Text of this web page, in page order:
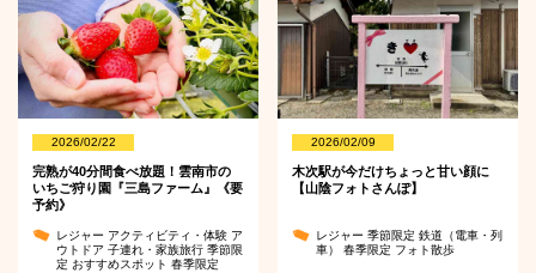
2026/02/22
完熟が40分間食べ放題！雲南市の
いちご狩り園『三島ファーム』《要
予約》
レジャー アクティビティ・体験 ア
ウトドア 子連れ・家族旅行 季節限
定 おすすめスポット 春季限定
2026/02/09
木次駅が今だけちょっと甘い顔に
【山陰フォトさんぽ】
レジャー季節限定鉄道（電車・列
車）春季限定 フォト散歩